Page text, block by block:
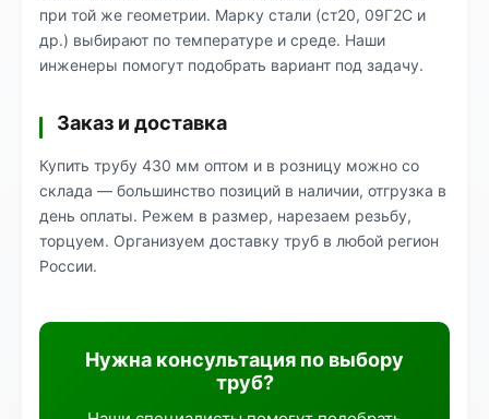
при той же геометрии. Марку стали (ст20, 09Г2С и
др.) выбирают по температуре и среде. Наши
инженеры помогут подобрать вариант под задачу.
Заказ и доставка
Купить трубу 430 мм оптом и в розницу можно со
склада — большинство позиций в наличии, отгрузка в
день оплаты. Режем в размер, нарезаем резьбу,
торцуем. Организуем доставку труб в любой регион
России.
Нужна консультация по выбору
труб?